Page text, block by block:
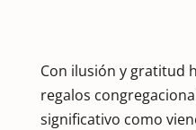
Con ilusión y gratitud
regalos
significativo como